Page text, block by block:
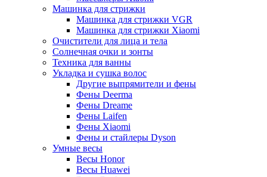
Машинка для стрижки
Машинка для стрижки VGR
Машинка для стрижки Xiaomi
Очистители для лица и тела
Солнечная очки и зонты
Техника для ванны
Укладка и сушка волос
Другие выпрямители и фены
Фены Deerma
Фены Dreame
Фены Laifen
Фены Xiaomi
Фены и стайлеры Dyson
Умные весы
Весы Honor
Весы Huawei